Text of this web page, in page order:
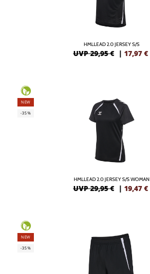
HMLLEAD 2.0 JERSEY S/S
UVP 29,95 € | 17,97 €
NEW
-35%
HMLLEAD 2.0 JERSEY S/S WOMAN
UVP 29,95 € | 19,47 €
NEW
-35%